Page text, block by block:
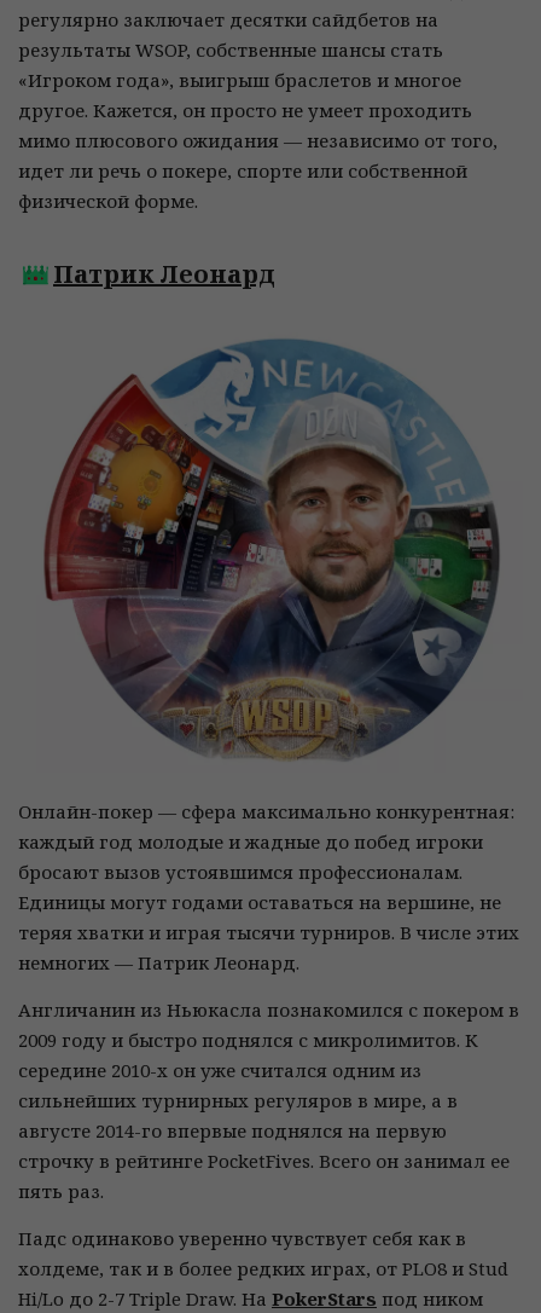
регулярно заключает десятки сайдбетов на
результаты WSOP, собственные шансы стать
«Игроком года», выигрыш браслетов и многое
другое. Кажется, он просто не умеет проходить
мимо плюсового ожидания — независимо от того,
идет ли речь о покере, спорте или собственной
физической форме.
Патрик Леонард
Онлайн-покер — сфера максимально конкурентная:
каждый год молодые и жадные до побед игроки
бросают вызов устоявшимся профессионалам.
Единицы могут годами оставаться на вершине, не
теряя хватки и играя тысячи турниров. В числе этих
немногих — Патрик Леонард.
Англичанин из Ньюкасла познакомился с покером в
2009 году и быстро поднялся с микролимитов. К
середине 2010-х он уже считался одним из
сильнейших турнирных регуляров в мире, а в
августе 2014-го впервые поднялся на первую
строчку в рейтинге PocketFives. Всего он занимал ее
пять раз.
Падс одинаково уверенно чувствует себя как в
холдеме, так и в более редких играх, от PLO8 и Stud
Hi/Lo до 2-7 Triple Draw. На PokerStars под ником